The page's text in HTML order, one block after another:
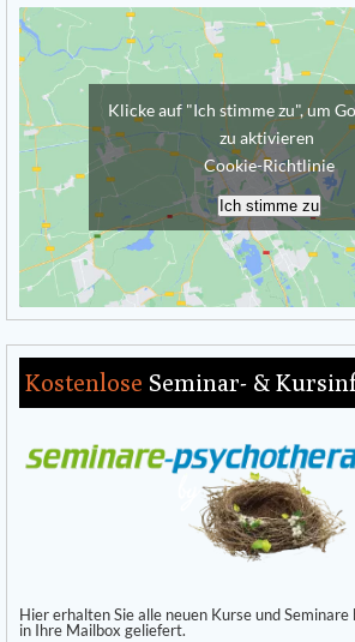
Klicke auf "Ich stimme zu", um
zu aktivieren
Cookie-Richtlinie
Ich stimme zu
Kostenlose Seminar- &
Hier erhalten Sie alle neuen Kurse und
in Ihre Mailbox geliefert.